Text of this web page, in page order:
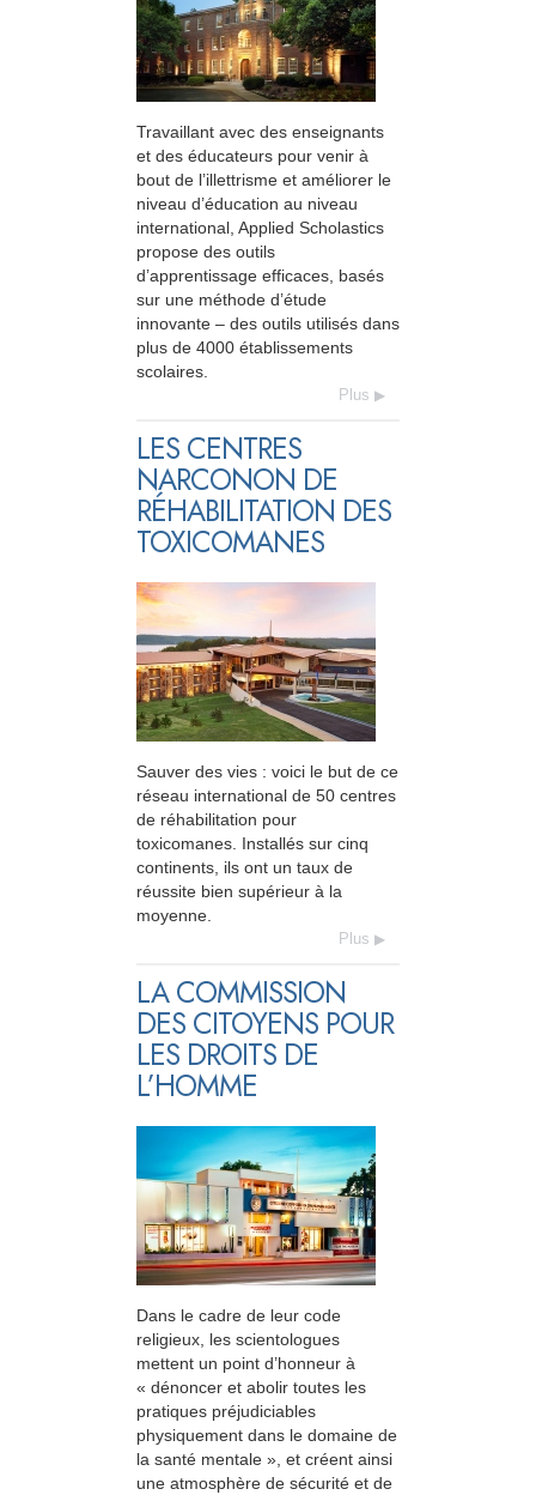
Travaillant avec des enseignants
et des éducateurs pour venir à
bout de l’illettrisme et améliorer le
niveau d’éducation au niveau
international, Applied Scholastics
propose des outils
d’apprentissage efficaces, basés
sur une méthode d’étude
innovante – des outils utilisés dans
plus de 4000 établissements
scolaires.
Plus
LES CENTRES
NARCONON DE
RÉHABILITATION DES
TOXICOMANES
Sauver des vies : voici le but de ce
réseau international de 50 centres
de réhabilitation pour
toxicomanes. Installés sur cinq
continents, ils ont un taux de
réussite bien supérieur à la
moyenne.
Plus
LA COMMISSION
DES CITOYENS POUR
LES DROITS DE
L’HOMME
Dans le cadre de leur code
religieux, les scientologues
mettent un point d’honneur à
« dénoncer et abolir toutes les
pratiques préjudiciables
physiquement dans le domaine de
la santé mentale », et créent ainsi
une atmosphère de sécurité et de